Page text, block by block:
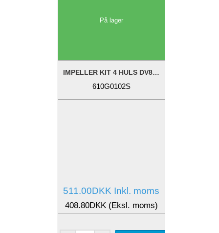
På lager
IMPELLER KIT 4 HULS DV8-10L-10-18-20-24-32
610G0102S
511.00DKK Inkl. moms
408.80DKK (Eksl. moms)